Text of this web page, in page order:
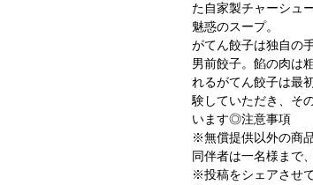
た自家製チャーシュ
魅惑のスープ。
がてん餃子は独自の
男前餃子。餡の肉は
れるがてん餃子は最
験していただき、そ
います◎注意事項
※無償提供以外の商
同伴者は一名様まで
※投稿をシェアさせ